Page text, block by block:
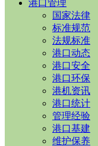
港口管理
国家法律
标准规范
法规标准
港口动态
港口安全
港口环保
港机资讯
港口统计
管理经验
港口基建
维护保养